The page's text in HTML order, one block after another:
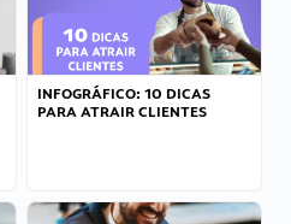
INFOGRÁFICO: 10 DICAS
PARA ATRAIR CLIENTES